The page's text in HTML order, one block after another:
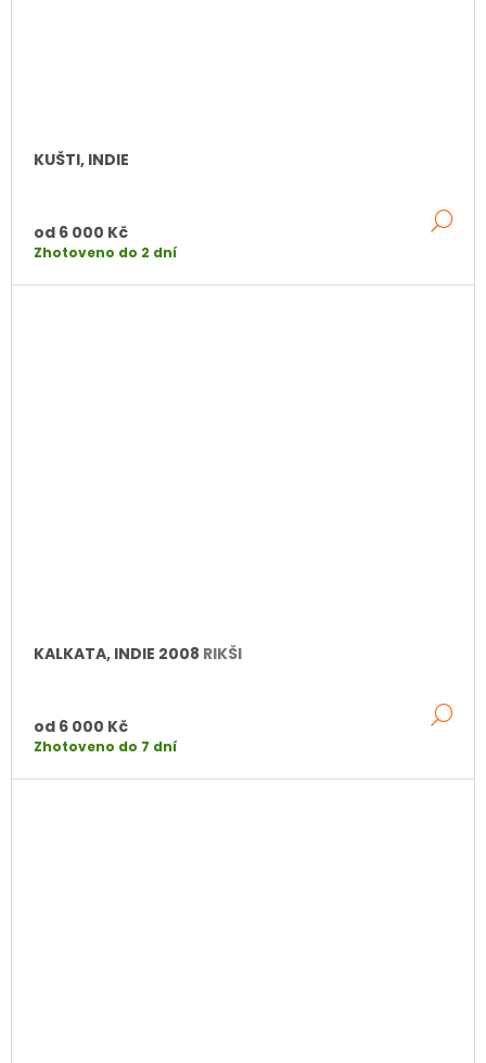
KUŠTI, INDIE
od 6 000 Kč
Zhotoveno do 2 dní
KALKATA, INDIE 2008 RIKŠI
od 6 000 Kč
Zhotoveno do 7 dní